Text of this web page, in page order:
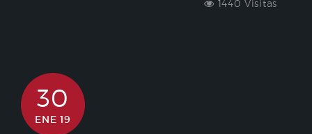
1440 Visitas
30
ENE 19